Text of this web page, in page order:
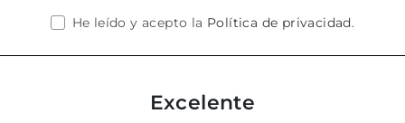
He leído y acepto la Política de privacidad.
Excelente